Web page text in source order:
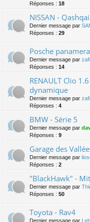
Réponses : 18
NISSAN - Qashqai
Dernier message par
Réponses : 29
Posche
Dernier message par
Réponses : 14
RENAULT Clio
dynamique
Dernier message par
Réponses : 4
BMW - Série 5
Dernier message par
Réponses : 9
Garage des
Dernier message par
Réponses : 2
"BlackHawk" -
Dernier message par
Réponses : 50
Toyota - Rav4
Dernier message par